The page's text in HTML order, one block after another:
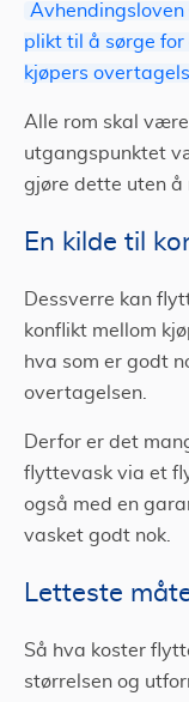
plikt til å sørge
kjøpers
Alle rom skal
utgangspunktet
gjøre dette uten å
En kilde til
Dessverre kan
konflikt mellom
hva som er godt
overtagelsen.
Derfor er det
flyttevask via et
også med en
vasket godt nok.
Letteste
Så hva koster
størrelsen og